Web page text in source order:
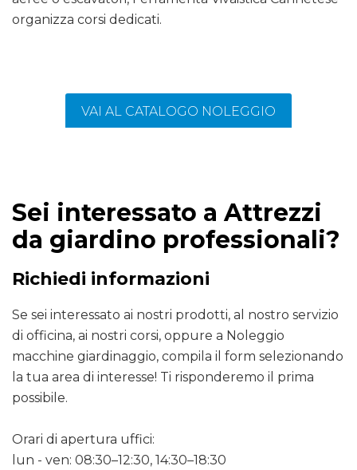
organizza corsi dedicati.
VAI AL CATALOGO NOLEGGIO
Sei interessato a Attrezzi
da giardino professionali?
Richiedi informazioni
Se sei interessato ai nostri prodotti, al nostro servizio
di officina, ai nostri corsi, oppure a Noleggio
macchine giardinaggio, compila il form selezionando
la tua area di interesse! Ti risponderemo il prima
possibile.
Orari di apertura uffici:
lun - ven: 08:30–12:30, 14:30–18:30